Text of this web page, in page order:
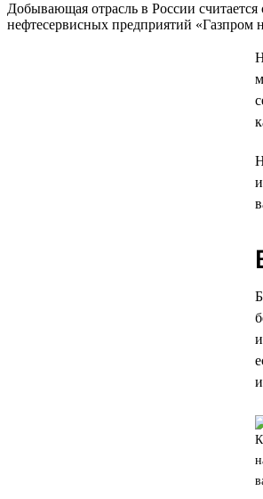
Добывающая отрасль в России
нефтесервисных предприятий